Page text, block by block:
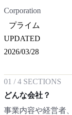
Corporation
プライム
UPDATED
2026/03/28
01 /4 SECTIONS
どんな会社？
事業内容や経営者